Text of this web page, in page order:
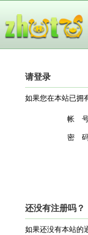
请登录
如果您在本站已拥
帐
密
还没有注册吗？
如果还没有本站的